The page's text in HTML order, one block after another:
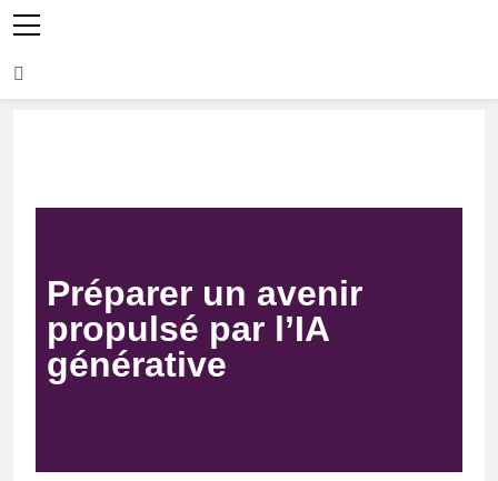
Préparer un avenir
propulsé par l’IA
générative